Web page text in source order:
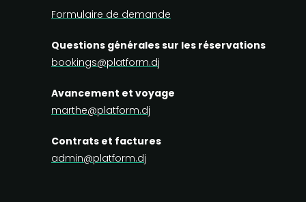
Formulaire de demande
Questions générales sur les réservations
bookings@platform.dj
Avancement et voyage
marthe@platform.dj
Contrats et factures
admin@platform.dj